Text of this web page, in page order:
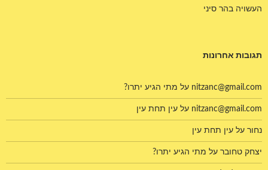
העשויה בהר סיני
תגובות אחרונות
nitzanc@gmail.com על מתי הגיע יתרו?
nitzanc@gmail.com על עין תחת עין
נחור על עין תחת עין
יצחק טחובר על מתי הגיע יתרו?